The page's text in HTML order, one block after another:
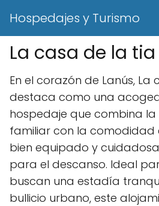
Hospedajes y Turismo
La casa de la tia
En el corazón de Lanús,
destaca como una
hospedaje que combina
familiar con la comodidad
bien equipado y
para el descanso. Ideal
buscan una estadía
bullicio urbano, este